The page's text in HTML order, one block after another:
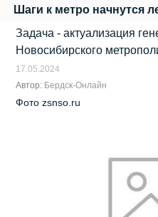
Шаги к метро начнутся
Задача - актуализация
Новосибирского
17.05.2024
Автор: Бердск-Онлайн
Фото zsnso.ru